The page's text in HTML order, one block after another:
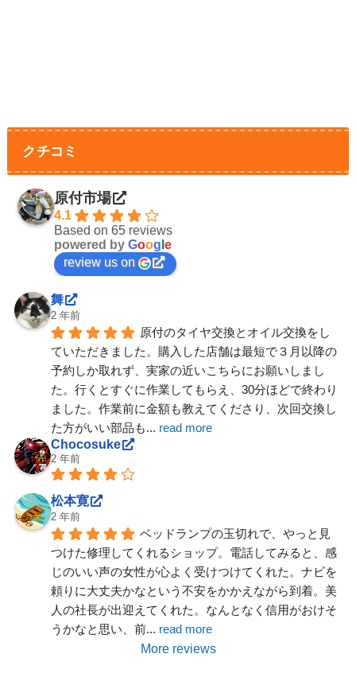
クチコミ
原付市場
4.1
Based on 65 reviews
powered by Goog e
review us on
舞
2 年前
原付のタイヤ交換とオイル交換をし
ていただきました。購入した店舗は最短で３月以降の
予約しか取れず、実家の近いこちらにお願いしまし
た。行くとすぐに作業してもらえ、30分ほどで終わり
ました。作業前に金額も教えてくださり、次回交換し
た方がいい部品も... read more
Chocosuke
2 年前
松本寛
2 年前
ベッドランプの玉切れで、やっと見
つけた修理してくれるショップ。電話してみると、感
じのいい声の女性が心よく受けつけてくれた。ナビを
頼りに大丈夫かなという不安をかかえながら到着。美
人の社長が出迎えてくれた。なんとなく信用がおけそ
うかなと思い、前... read more
More reviews